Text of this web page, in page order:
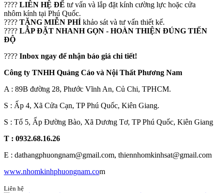
???? LIÊN HỆ ĐỂ tư vấn và lắp đặt kính cường lực hoặc cửa
nhôm kính tại Phú Quốc.
???? TẶNG MIỄN PHÍ khảo sát và tư vấn thiết kế.
???? LẮP ĐẶT NHANH GỌN - HOÀN THIỆN ĐÚNG TIẾN
ĐỘ
???? Inbox ngay để nhận báo giá chi tiết!
Công ty TNHH Quảng Cáo và Nội Thất Phương Nam
A : 89B đường 28, Phước Vĩnh An, Củ Chi, TPHCM.
S : Ấp 4, Xã Cửa Cạn, TP Phú Quốc, Kiên Giang.
S : Tổ 5, Ấp Đường Bào, Xã Dương Tơ, TP Phú Quốc, Kiên Giang
T : 0932.68.16.26
E : dathangphuongnam@gmail.com, thiennhomkinhsat@gmail.com
www.nhomkinhphuongnam.com
Liên hệ